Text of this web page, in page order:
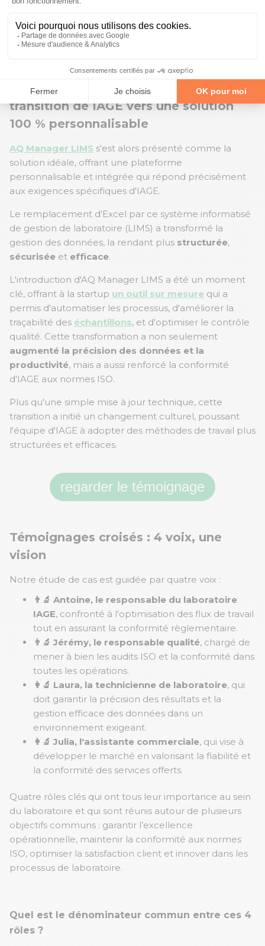
Excel vs AQ Manager LIMS : la
transition de IAGE vers une solution
100 % personnalisable
AQ Manager LIMS s'est alors présenté comme la
solution idéale, offrant une plateforme
personnalisable et intégrée qui répond précisément
aux exigences spécifiques d'IAGE.
Le remplacement d'Excel par ce système informatisé
de gestion de laboratoire (LIMS) a transformé la
gestion des données, la rendant plus structurée,
sécurisée et efficace.
L'introduction d'AQ Manager LIMS a été un moment
clé, offrant à la startup un outil sur mesure qui a
permis d'automatiser les processus, d'améliorer la
traçabilité des échantillons, et d'optimiser le contrôle
qualité. Cette transformation a non seulement
augmenté la précision des données et la
productivité, mais a aussi renforcé la conformité
d'IAGE aux normes ISO.
Plus qu'une simple mise à jour technique, cette
transition a initié un changement culturel, poussant
l'équipe d'IAGE à adopter des méthodes de travail plus
structurées et efficaces.
regarder le témoignage
Témoignages croisés : 4 voix, une
vision
Notre étude de cas est guidée par quatre voix :
👨‍🔬 Antoine, le responsable du laboratoire
IAGE, confronté à l'optimisation des flux de travail
tout en assurant la conformité règlementaire.
👨‍🔬 Jérémy, le responsable qualité, chargé de
mener à bien les audits ISO et la conformité dans
toutes les opérations.
👩‍🔬 Laura, la technicienne de laboratoire, qui
doit garantir la précision des résultats et la
gestion efficace des données dans un
environnement exigeant.
👩‍🔬 Julia, l'assistante commerciale, qui vise à
développer le marché en valorisant la fiabilité et
la conformité des services offerts.
Quatre rôles clés qui ont tous leur importance au sein
du laboratoire et qui sont réunis autour de plusieurs
objectifs communs : garantir l’excellence
opérationnelle, maintenir la conformité aux normes
ISO, optimiser la satisfaction client et innover dans les
processus de laboratoire.
Quel est le dénominateur commun entre ces 4
rôles ?